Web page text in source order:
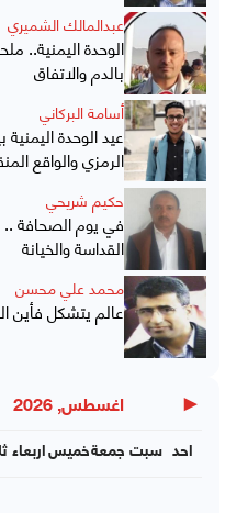
عبدالمالك الشميري
الوحدة اليمنية..
بالدم والاتفاق
أسامة البركاني
عيد الوحدة
الرمزي والواقع
حكيم شريحي
في يوم الصحافة ..
القداسة والخيانة
محمد علي محسن
عالم يتشكل فأين
◀ اغسطس, 2026
اربعاءخميسجمعة سبت احد